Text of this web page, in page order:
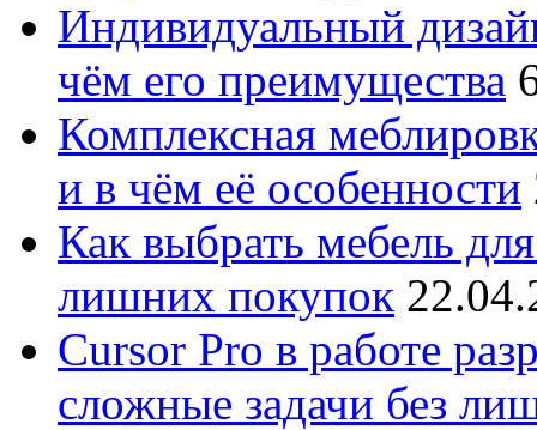
Индивидуальный
чём его преимущества
Комплексная
и в чём её особенности
Как выбрать мебель
лишних покупок
Cursor Pro в работе
сложные задачи без